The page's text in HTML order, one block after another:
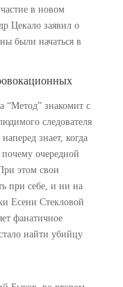
в новом
Цекало заявил о
были начаться в
“Метод” знакомит с
следователя
знает, когда
очередной
этом свои
при себе, и ни на
Есени Стекловой
фанатичное
найти убийцу